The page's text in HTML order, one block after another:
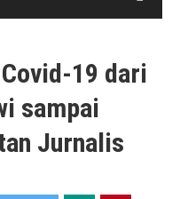
19 dari
sampai
Jurnalis